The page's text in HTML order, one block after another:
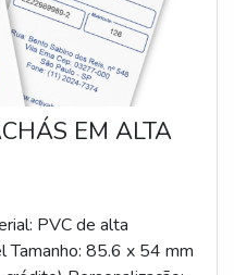
EM ALTA
Tamanho: 85.6 x 54 mm